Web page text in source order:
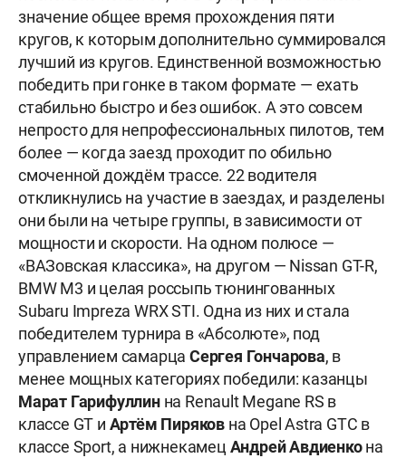
значение общее время прохождения пяти
кругов, к которым дополнительно суммировался
лучший из кругов. Единственной возможностью
победить при гонке в таком формате — ехать
стабильно быстро и без ошибок. А это совсем
непросто для непрофессиональных пилотов, тем
более — когда заезд проходит по обильно
смоченной дождём трассе. 22 водителя
откликнулись на участие в заездах, и разделены
они были на четыре группы, в зависимости от
мощности и скорости. На одном полюсе —
«ВАЗовская классика», на другом — Nissan GT-R,
BMW M3 и целая россыпь тюнингованных
Subaru Impreza WRX STI. Одна из них и стала
победителем турнира в «Абсолюте», под
управлением самарцаСергея Гончарова, в
менее мощных категориях победили: казанцы
Марат Гарифуллинна Renault Megane RS в
классе GT и Артём Пиряков на Opel Astra GTC в
классе Sport, а нижнекамецАндрей Авдиенкона